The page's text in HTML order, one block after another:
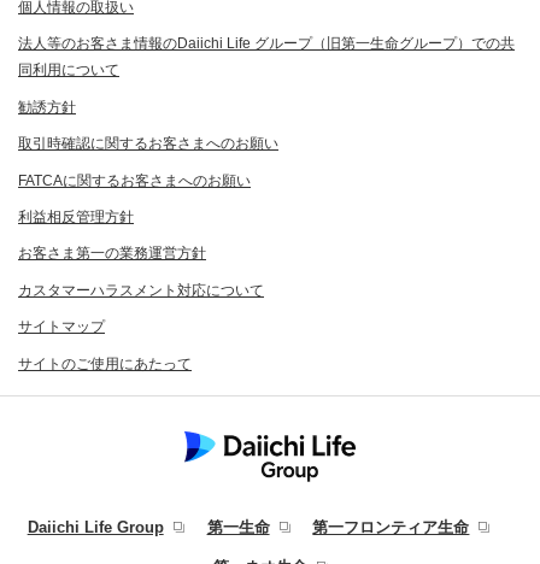
個人情報の取扱い
法人等のお客さま情報のDaiichi Life グループ（旧第一生命グループ）での共
同利用について
勧誘方針
取引時確認に関するお客さまへのお願い
FATCAに関するお客さまへのお願い
利益相反管理方針
お客さま第一の業務運営方針
カスタマーハラスメント対応について
サイトマップ
サイトのご使用にあたって
Daiichi Life Group 第一生命 第一フロンティア生命